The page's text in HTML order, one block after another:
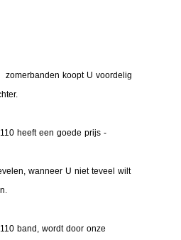
zomerbanden koopt U voordelig
heeft een goede prijs -
wanneer U niet teveel wilt
band, wordt door onze